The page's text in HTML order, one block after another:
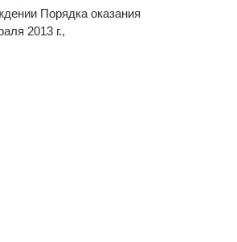
Порядка оказания
2013 г.,